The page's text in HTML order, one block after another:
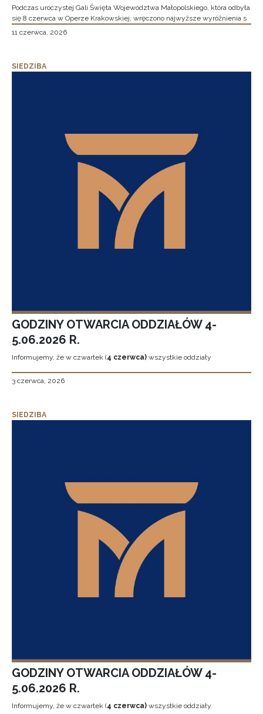
Podczas uroczystej Gali Święta Województwa Małopolskiego, która odbyła
się 8 czerwca w Operze Krakowskiej, wręczono najwyższe wyróżnienia s
11 czerwca, 2026
SIEDZIBA
GODZINY OTWARCIA ODDZIAŁÓW 4-
5.06.2026 R.
Informujemy, że w czwartek (4 czerwca) wszystkie oddziały
3 czerwca, 2026
SIEDZIBA
GODZINY OTWARCIA ODDZIAŁÓW 4-
5.06.2026 R.
Informujemy, że w czwartek (4 czerwca) wszystkie oddziały